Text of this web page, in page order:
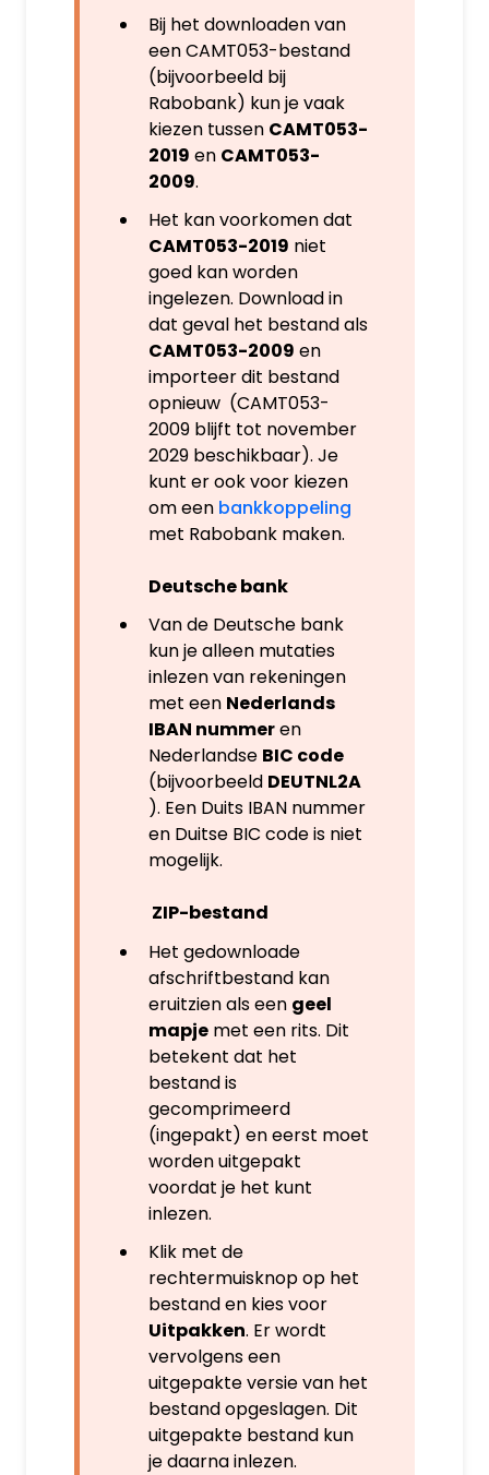
Bij het downloaden van
een CAMT053-bestand
(bijvoorbeeld bij
Rabobank) kun je vaak
kiezen tussen CAMT053-
2019 en CAMT053-
2009.
Het kan voorkomen dat
CAMT053-2019 niet
goed kan worden
ingelezen. Download in
dat geval het bestand als
CAMT053-2009 en
importeer dit bestand
opnieuw (CAMT053-
2009 blijft tot november
2029 beschikbaar). Je
kunt er ook voor kiezen
om een bankkoppeling
met Rabobank maken.
Deutsche bank
Van de Deutsche bank
kun je alleen mutaties
inlezen van rekeningen
met een Nederlands
IBAN nummeren
Nederlandse BIC code
(bijvoorbeeld DEUTNL2A
). Een Duits IBAN nummer
en Duitse BIC code is niet
mogelijk.
ZIP-bestand
Het gedownloade
afschriftbestand kan
eruitzien als een geel
mapje met een rits. Dit
betekent dat het
bestand is
gecomprimeerd
(ingepakt) en eerst moet
worden uitgepakt
voordat je het kunt
inlezen.
Klik met de
rechtermuisknop op het
bestand en kies voor
Uitpakken. Er wordt
vervolgens een
uitgepakte versie van het
bestand opgeslagen. Dit
uitgepakte bestand kun
je daarna inlezen.